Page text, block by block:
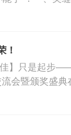
！
】只是起步
会暨颁奖盛